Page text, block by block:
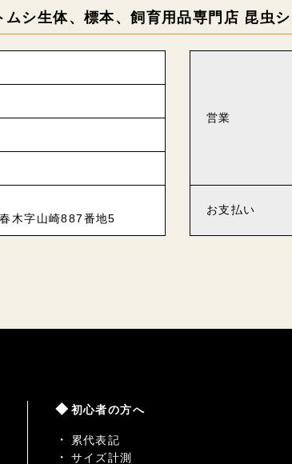
シ生体、標本、飼育用品専門店 昆虫
木字山崎887番地5
営業
お支払い
初心者の方へ
累代表記
サイズ計測